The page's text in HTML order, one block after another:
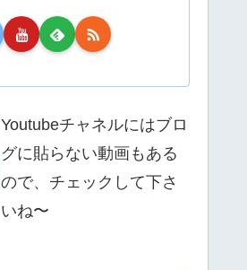
Youtubeチャネルにはブロ
グに貼らない動画もある
ので、チェックして下さ
いね〜